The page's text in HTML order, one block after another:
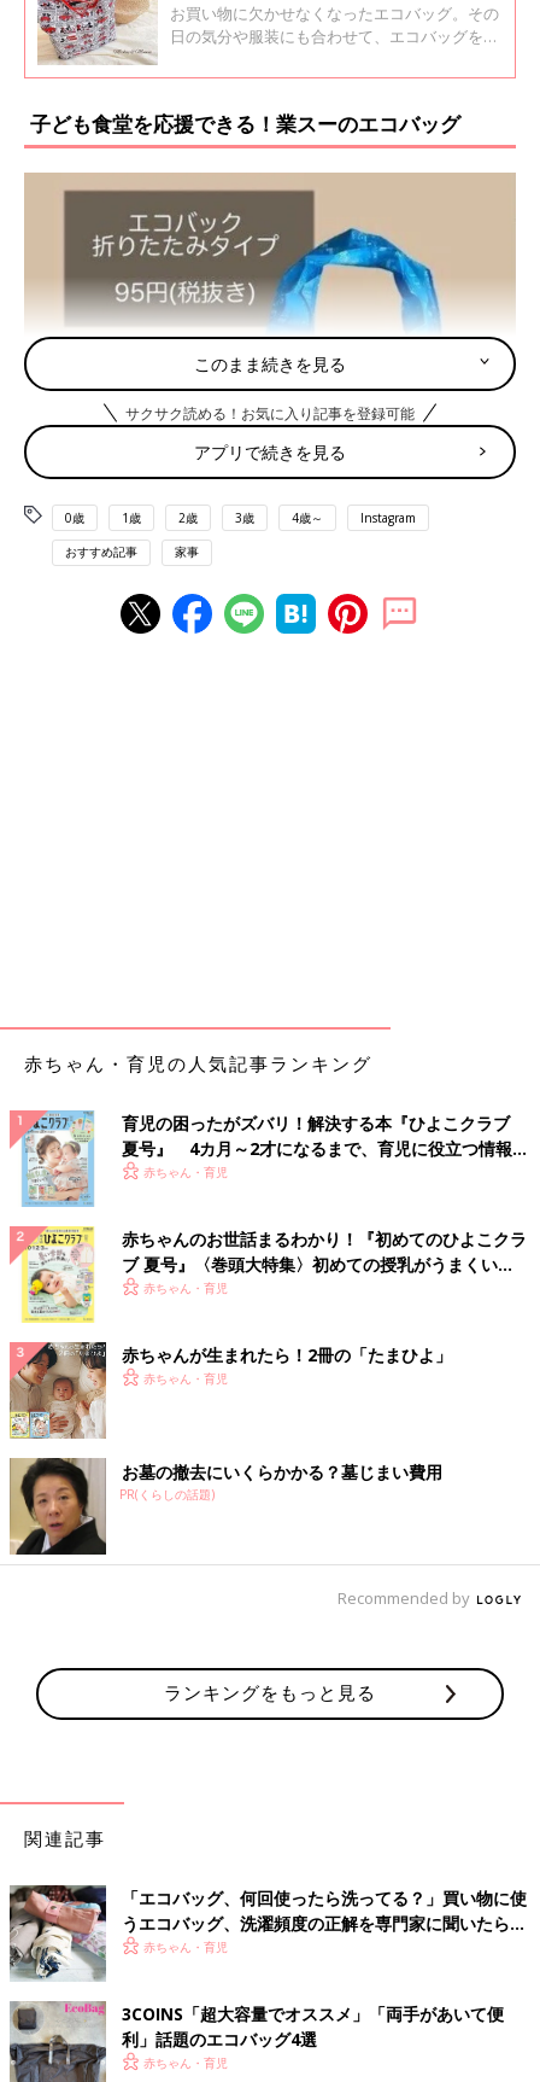
お買い物に欠かせなくなったエコバッグ。その
日の気分や服装にも合わせて、エコバッグを選
まむらなどで買えるおしゃれでリーズナブルな
子ども食堂を応援できる！業スーのエコバッグ
出典：Instagramアカウント「_marilyyyn__」
marilynさんがゲットしたのはクリスピークリームのエコバッ
グ。ドーナツ12個セットを購入すると、200円程でエコバッグが
つけられるのだとか。半透明で赤い持ち手がおしゃれ！夏にも活
躍しそうなデザインですね。
たっぷり入るサイズ！PAULのエコバッグ
このまま続きを見る
サクサク読める！お気に入り記事を登録可能
アプリで続きを見る
0歳 1歳 2歳 3歳 4歳～ Instagram
おすすめ記事 家事
赤ちゃん・育児の人気記事ランキング
育児の困ったがズバリ！解決する本『ひよこクラブ
夏号』 4カ月～2才になるまで、育児に役立つ情報が
いっぱい！
赤ちゃん・育児
赤ちゃんのお世話まるわかり！『初めてのひよこクラ
ブ 夏号』〈巻頭大特集〉初めての授乳がうまくい
く！ おっぱい・ミルクの基本と夏のトラブル 解決テ
赤ちゃん・育児
赤ちゃんが生まれたら！2冊の「たまひよ」
赤ちゃん・育児
お墓の撤去にいくらかかる？墓じまい費用
PR(くらしの話題)
Recommended by
ランキングをもっと見る
関連記事
「エコバッグ、何回使ったら洗ってる？」買い物に使
うエコバッグ、洗濯頻度の正解を専門家に聞いたら…
赤ちゃん・育児
3COINS「超大容量でオススメ」「両手があいて便
利」話題のエコバッグ4選
赤ちゃん・育児